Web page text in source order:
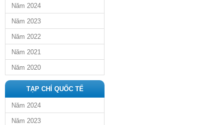
Năm 2024
Năm 2023
Năm 2022
Năm 2021
Năm 2020
TẠP CHÍ QUỐC TẾ
Năm 2024
Năm 2023